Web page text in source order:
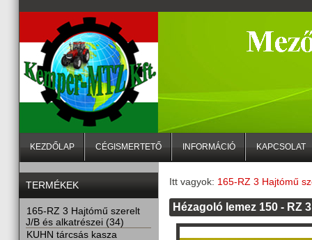
KEZDŐLAP CÉGISMERTETŐ INFORMÁCIÓ KAPCSOLAT
Itt vagyok: 165-RZ 3 Hajtómű
Hézagoló lemez 150 - RZ 3
TERMÉKEK
165-RZ 3 Hajtómű szerelt
J/B és alkatrészei (34)
KUHN tárcsás kasza